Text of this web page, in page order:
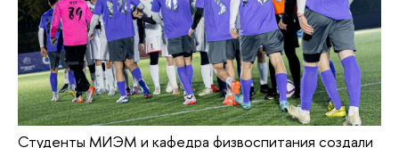
Студенты МИЭМ и кафедра физвоспитания создали